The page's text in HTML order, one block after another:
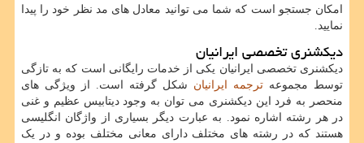
امکان جستجو است که شما می توانید معادل های مد نظر خود را پیدا
نمایید.
دیکشنری تخصصی ایرانیان
دیکشنری تخصصی ایرانیان یکی از خدمات رایگانی است که به تازگی
توسط مجموعه ترجمه ایرانیان شکل گرفته است. از ویژگی های
منحصر به فرد این دیکشنری می توان به وجود دیتابیس عظیم و غنی
در هر رشته اشاره نمود. به عبارت دیگر بسیاری از واژگان انگلیسی
هستند که در رشته های مختلف دارای معانی مختلف بوده و در یک